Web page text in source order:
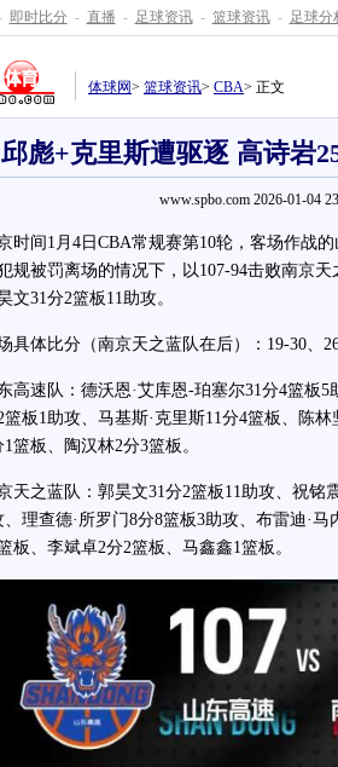
即时比分 - 直播 - 足球资讯 - 篮球资讯 - 足球分
体球网> 篮球资讯> CBA> 正文
邱彪+克里斯遭驱逐 高诗岩
www.spbo.com 2026-01-04
间1月4日CBA常规赛第10轮，客场作战的
规被罚离场的情况下，以107-94击败南京
文31分2篮板11助攻。
体比分（南京天之蓝队在后）：19-30、26-
速队：德沃恩·艾库恩-珀塞尔31分4篮板5
篮板1助攻、马基斯·克里斯11分4篮板、陈
篮板、陶汉林2分3篮板。
之蓝队：郭昊文31分2篮板11助攻、祝铭
、理查德·所罗门8分8篮板3助攻、布雷迪·
板、李斌卓2分2篮板、马鑫鑫1篮板。